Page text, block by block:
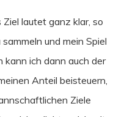
lautet ganz klar, so
und mein Spiel
kann ich dann auch der
Anteil beisteuern,
Ziele